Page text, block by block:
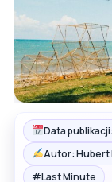
Data
Autor: Hubert
#Last Minute